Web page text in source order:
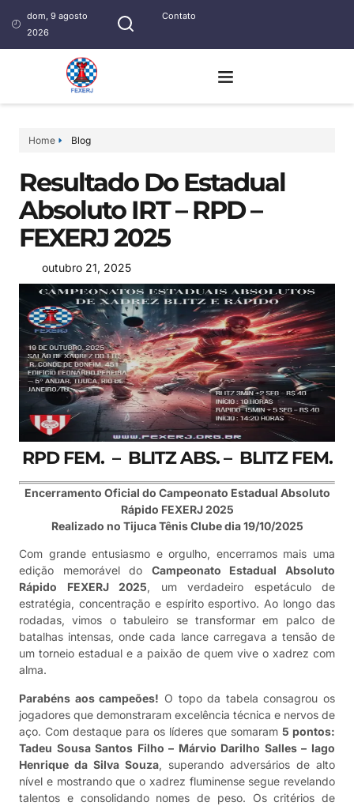
dom, 9 agosto
2026
Contato
Home Blog
Resultado Do Estadual
Absoluto IRT – RPD –
FEXERJ 2025
outubro 21, 2025
RPD FEM.– BLITZ ABS.– BLITZ FEM.
Encerramento Oficial do Campeonato Estadual Absoluto
Rápido FEXERJ 2025
Realizado no Tijuca Tênis Clube dia 19/10/2025
Com grande entusiasmo e orgulho, encerramos mais uma
edição memorável do Campeonato Estadual Absoluto
Rápido FEXERJ 2025, um verdadeiro espetáculo de
estratégia, concentração e espírito esportivo. Ao longo das
rodadas, vimos o tabuleiro se transformar em palco de
batalhas intensas, onde cada lance carregava a tensão de
um torneio estadual e a paixão de quem vive o xadrez com
alma.
Parabéns aos campeões! O topo da tabela consagrou os
jogadores que demonstraram excelência técnica e nervos de
aço. Com destaque para os líderes que somaram 5 pontos:
Tadeu Sousa Santos Filho – Márvio Darilho Salles – Iago
Henrique da Silva Souza, superando adversários de alto
nível e mostrando que o xadrez fluminense segue revelando
talentos e consolidando nomes de peso. Os critérios de